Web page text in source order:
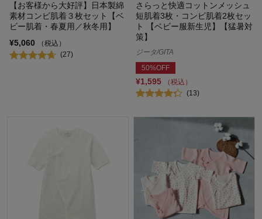
【お客様から大好評】日本製綿
素材コンビ肌着３枚セット【ベ
ビー肌着・春夏用／秋冬用】
¥5,060
（税込）
(27)
さらっと快適コットンメッシュ
短肌着3枚・コンビ肌着2枚セッ
ト 【ベビー服新生児】【猛暑対
策】
ジータ/GITA
50%OFF
¥1,595
（税込）
(13)